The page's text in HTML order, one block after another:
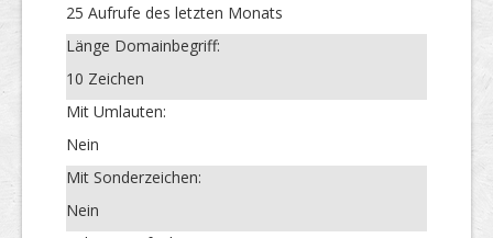
25 Aufrufe des letzten Monats
Länge Domainbegriff:
10 Zeichen
Mit Umlauten:
Nein
Mit Sonderzeichen:
Nein